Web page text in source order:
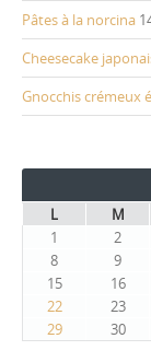
Pâtes à la norcina
Cheesecake
Gnocchis crémeux
L M
1
2
8
9
15
16
22
23
29
30